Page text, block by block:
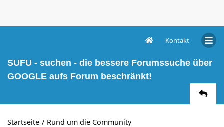
Kontakt
SUFU - suchen - die bessere Forumssuche über
GOOGLE aufs Forum beschränkt!
Startseite
Rund um die Community